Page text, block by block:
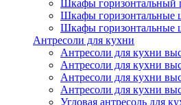
Шкафы
Шкафы горизонтальные
Шкафы горизонтальные
Антресоли для кухни
Антресоли для кухни
Антресоли для кухни
Антресоли для кухни
Антресоли для кухни
Угловая антресоль для